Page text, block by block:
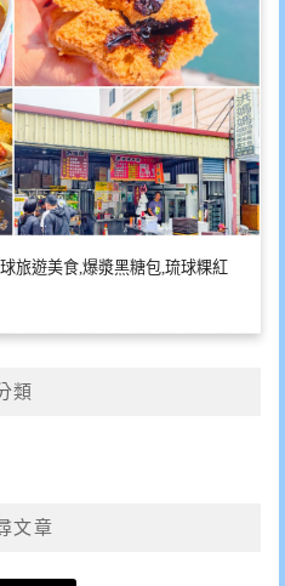
旅遊美食,爆漿黑糖包,琉球粿紅
類
文章